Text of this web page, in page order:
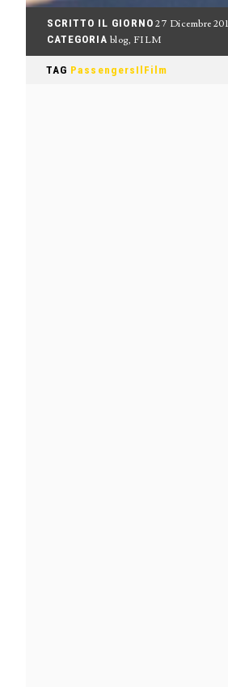
SCRITTO IL GIORNO 27 Dicembre
CATEGORIA blog, FILM
TAG PassengersIlFilm